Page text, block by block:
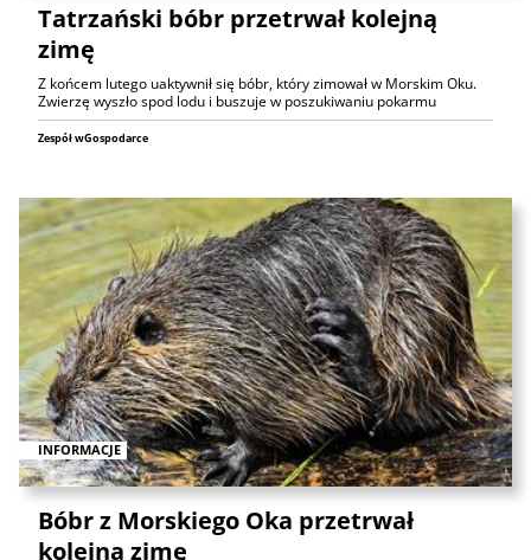
Tatrzański bóbr przetrwał kolejną
zimę
Z końcem lutego uaktywnił się bóbr, który zimował w Morskim Oku.
Zwierzę wyszło spod lodu i buszuje w poszukiwaniu pokarmu
Zespół wGospodarce
INFORMACJE
Bóbr z Morskiego Oka przetrwał
kolejną zimę